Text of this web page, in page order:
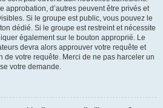
approbation, d’autres peuvent être privés et
Si le groupe est public, vous pouvez le
dédié. Si le groupe est restreint et nécessite
également sur le bouton approprié. Le
devra alors approuver votre requête et
de votre requête. Merci de ne pas harceler un
votre demande.